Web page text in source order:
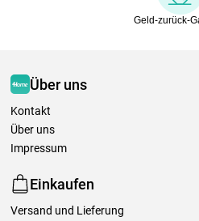
Geld-zurück-
Über uns
Kontakt
Über uns
Impressum
Einkaufen
Versand und Lieferung